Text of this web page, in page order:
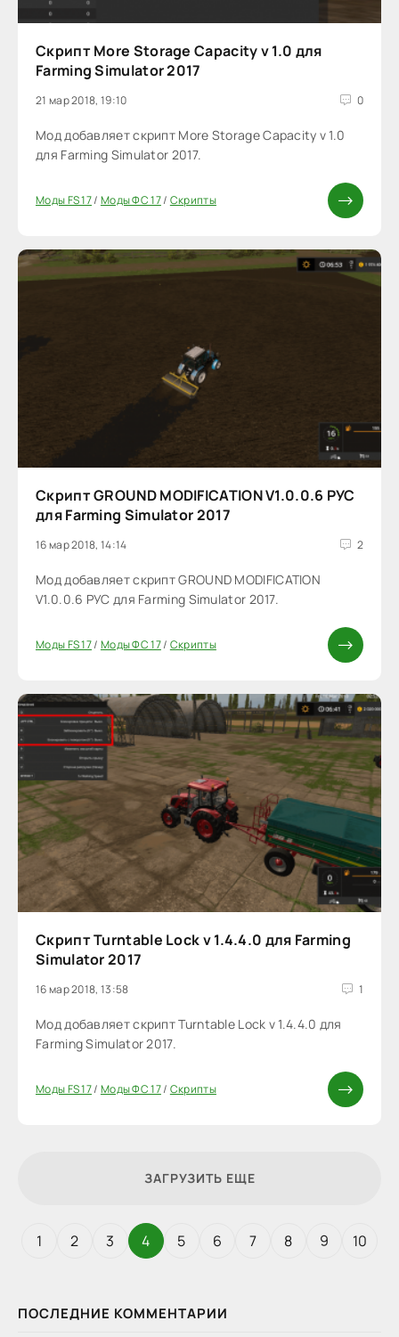
ПОСЛЕДНИЕ КОММЕНТАРИИ
Скрипт More Storage Capacity v 1.0 для
Farming Simulator 2017
21 мар 2018, 19:10 0
Мод добавляет скрипт More Storage Capacity v 1.0
для Farming Simulator 2017.
Моды FS 17/ Моды ФС 17/ Скрипты
Скрипт GROUND MODIFICATION V1.0.0.6 РУС
для Farming Simulator 2017
16 мар 2018, 14:14 2
Мод добавляет скрипт GROUND MODIFICATION
V1.0.0.6 РУС для Farming Simulator 2017.
Моды FS 17/ Моды ФС 17/ Скрипты
Скрипт Turntable Lock v 1.4.4.0 для Farming
Simulator 2017
16 мар 2018, 13:58 1
Мод добавляет скрипт Turntable Lock v 1.4.4.0 для
Farming Simulator 2017.
Моды FS 17/ Моды ФС 17/ Скрипты
ЗАГРУЗИТЬ ЕЩЕ
1 2 3 4 5 6 7 8 9 10